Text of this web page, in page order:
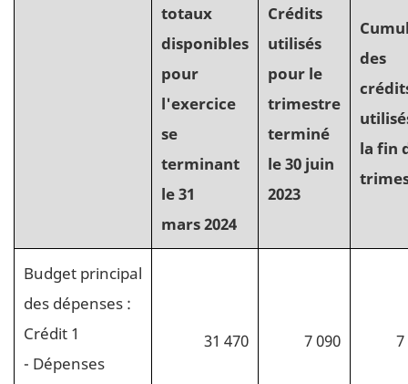
totaux
disponibles
pour
l'exercice
se
terminant
le 31
mars 2024
Crédits
utilisés
pour le
trimestre
terminé
le 30 juin
2023
des
la fin
Budget principal
des dépenses :
Crédit 1
- Dépenses
31 470 7 090 7